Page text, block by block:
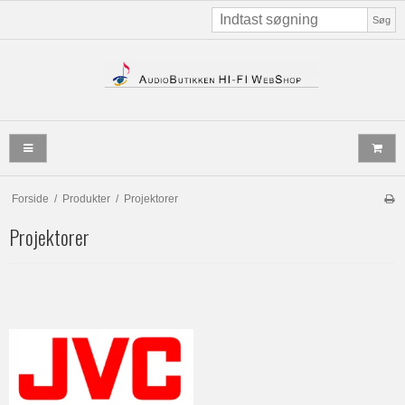
Søg
Forside / Produkter / Projektorer
Projektorer